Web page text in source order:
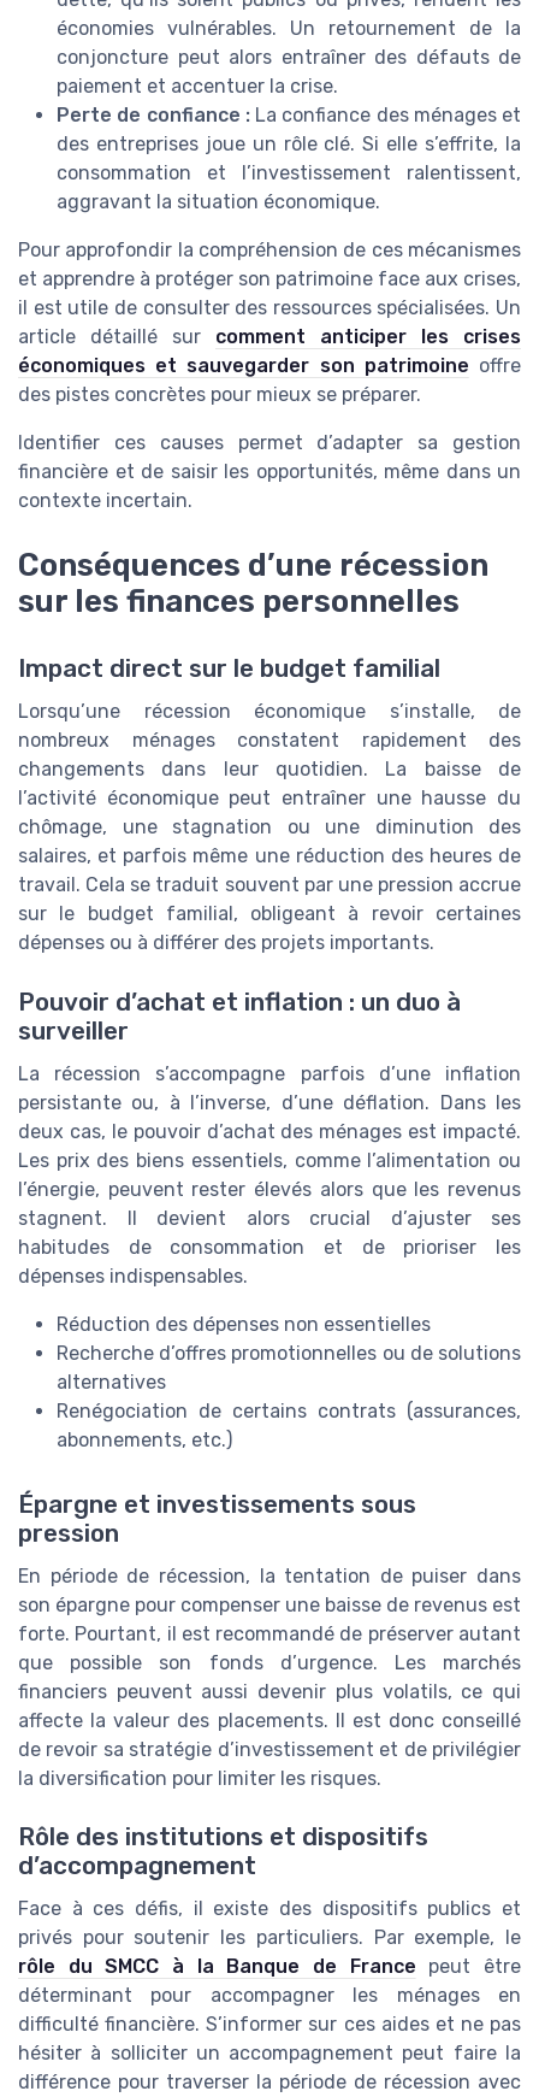
économies vulnérables. Un retournement de la
conjoncture peut alors entraîner des défauts de
paiement et accentuer la crise.
Perte de confiance :La confiance des ménages et
des entreprises joue un rôle clé. Si elle s’effrite, la
consommation et l’investissement ralentissent,
aggravant la situation économique.
Pour approfondir la compréhension de ces mécanismes
et apprendre à protéger son patrimoine face aux crises,
il est utile de consulter des ressources spécialisées. Un
article détaillé sur comment anticiper les crises
économiques et sauvegarder son patrimoine offre
des pistes concrètes pour mieux se préparer.
Identifier ces causes permet d’adapter sa gestion
financière et de saisir les opportunités, même dans un
contexte incertain.
Conséquences d’une récession
sur les finances personnelles
Impact direct sur le budget familial
Lorsqu’une récession économique s’installe, de
nombreux ménages constatent rapidement des
changements dans leur quotidien. La baisse de
l’activité économique peut entraîner une hausse du
chômage, une stagnation ou une diminution des
salaires, et parfois même une réduction des heures de
travail. Cela se traduit souvent par une pression accrue
sur le budget familial, obligeant à revoir certaines
dépenses ou à différer des projets importants.
Pouvoir d’achat et inflation : un duo à
surveiller
La récession s’accompagne parfois d’une inflation
persistante ou, à l’inverse, d’une déflation. Dans les
deux cas, le pouvoir d’achat des ménages est impacté.
Les prix des biens essentiels, comme l’alimentation ou
l’énergie, peuvent rester élevés alors que les revenus
stagnent. Il devient alors crucial d’ajuster ses
habitudes de consommation et de prioriser les
dépenses indispensables.
Réduction des dépenses non essentielles
Recherche d’offres promotionnelles ou de solutions
alternatives
Renégociation de certains contrats (assurances,
abonnements, etc.)
Épargne et investissements sous
pression
En période de récession, la tentation de puiser dans
son épargne pour compenser une baisse de revenus est
forte. Pourtant, il est recommandé de préserver autant
que possible son fonds d’urgence. Les marchés
financiers peuvent aussi devenir plus volatils, ce qui
affecte la valeur des placements. Il est donc conseillé
de revoir sa stratégie d’investissement et de privilégier
la diversification pour limiter les risques.
Rôle des institutions et dispositifs
d’accompagnement
Face à ces défis, il existe des dispositifs publics et
privés pour soutenir les particuliers. Par exemple, le
rôle du SMCC à la Banque de France peut être
déterminant pour accompagner les ménages en
difficulté financière. S’informer sur ces aides et ne pas
hésiter à solliciter un accompagnement peut faire la
différence pour traverser la période de récession avec